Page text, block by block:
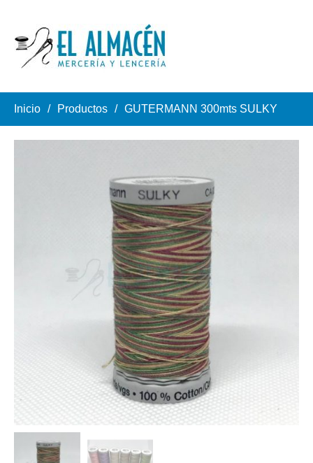
Inicio Productos GUTERMANN 300mts SULKY